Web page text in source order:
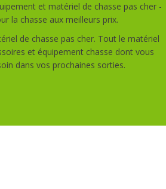
et matériel de chasse pas cher -
la chasse aux meilleurs prix.
de chasse pas cher. Tout le matériel
et équipement chasse dont vous
dans vos prochaines sorties.